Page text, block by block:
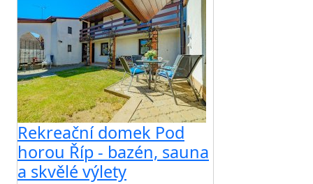
Rekreační domek Pod
horou Říp - bazén, sauna
a skvělé výlety